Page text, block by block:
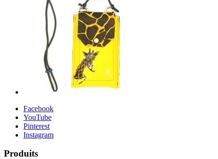
Facebook
YouTube
Pinterest
Instagram
Produits